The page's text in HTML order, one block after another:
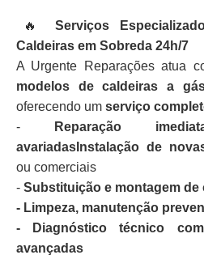
🔥
Serviços
Caldeiras em Sobreda 24h/7
A Urgente Reparações atua
modelos de caldeiras a
oferecendo um serviço
-
Reparação
avariadasInstalação de
ou comerciais
- Substituição e montagem de
- Limpeza, manutenção
- Diagnóstico técnico
avançadas